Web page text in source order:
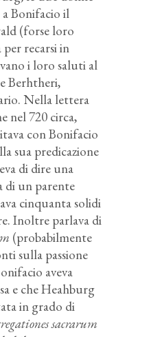
Bonifacio il
(forse loro
per recarsi in
i loro saluti al
Berhtheri,
Nella lettera
nel 720 circa,
con Bonifacio
sua predicazione
di dire una
di un parente
cinquanta solidi
Inoltre parlava di
(probabilmente
sulla passione
aveva
e che Heahburg
in grado di
sacrarum